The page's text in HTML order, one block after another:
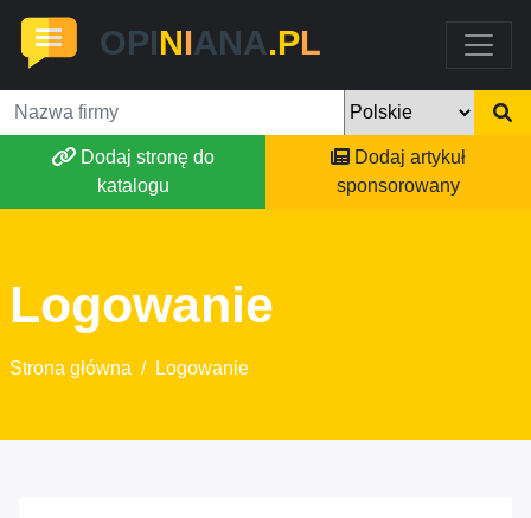
OPINIANA.PL
Dodaj stronę do
katalogu
Dodaj artykuł
sponsorowany
Logowanie
Strona główna / Logowanie